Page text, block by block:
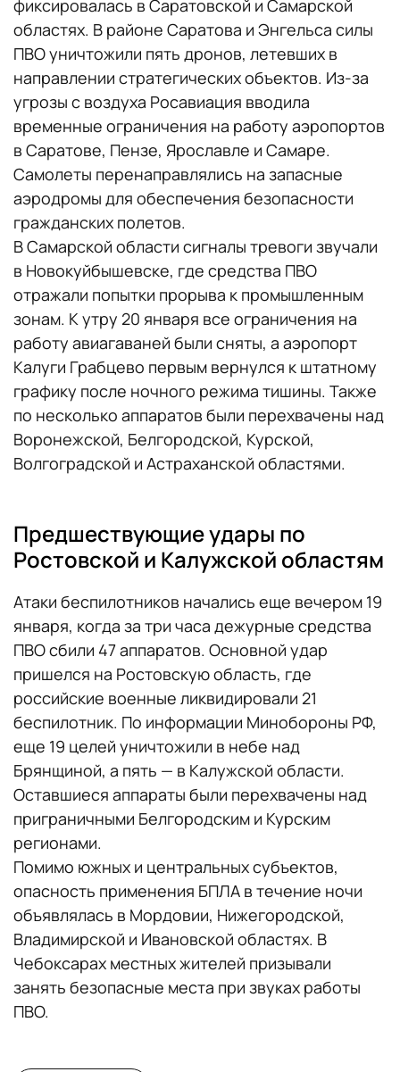
фиксировалась в Саратовской и Самарской
областях. В районе Саратова и Энгельса силы
ПВО уничтожили пять дронов, летевших в
направлении стратегических объектов. Из-за
угрозы с воздуха Росавиация вводила
временные ограничения на работу аэропортов
в Саратове, Пензе, Ярославле и Самаре.
Самолеты перенаправлялись на запасные
аэродромы для обеспечения безопасности
гражданских полетов.
В Самарской области сигналы тревоги звучали
в Новокуйбышевске, где средства ПВО
отражали попытки прорыва к промышленным
зонам. К утру 20 января все ограничения на
работу авиагаваней были сняты, а аэропорт
Калуги Грабцево первым вернулся к штатному
графику после ночного режима тишины. Также
по несколько аппаратов были перехвачены над
Воронежской, Белгородской, Курской,
Волгоградской и Астраханской областями.
Предшествующие удары по
Ростовской и Калужской областям
Атаки беспилотников начались еще вечером 19
января, когда за три часа дежурные средства
ПВО сбили 47 аппаратов. Основной удар
пришелся на Ростовскую область, где
российские военные ликвидировали 21
беспилотник. По информации Минобороны РФ,
еще 19 целей уничтожили в небе над
Брянщиной, а пять — в Калужской области.
Оставшиеся аппараты были перехвачены над
приграничными Белгородским и Курским
регионами.
Помимо южных и центральных субъектов,
опасность применения БПЛА в течение ночи
объявлялась в Мордовии, Нижегородской,
Владимирской и Ивановской областях. В
Чебоксарах местных жителей призывали
занять безопасные места при звуках работы
ПВО.